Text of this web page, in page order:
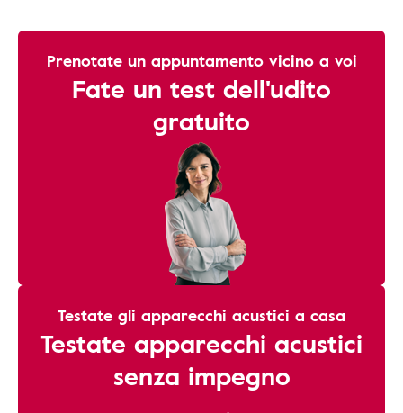
Prenotate un appuntamento vicino a voi
Fate un test dell'udito
gratuito
Testate gli apparecchi acustici a casa
Testate apparecchi acustici
senza impegno